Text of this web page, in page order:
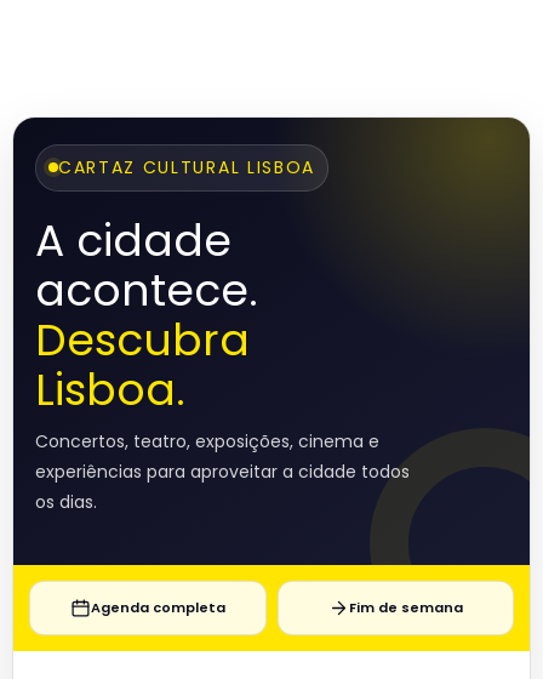
CARTAZ CULTURAL LISBOA
A cidade
acontece.
Descubra
Lisboa.
Concertos, teatro, exposições, cinema e
experiências para aproveitar a cidade todos
os dias.
Agenda completa Fim de semana